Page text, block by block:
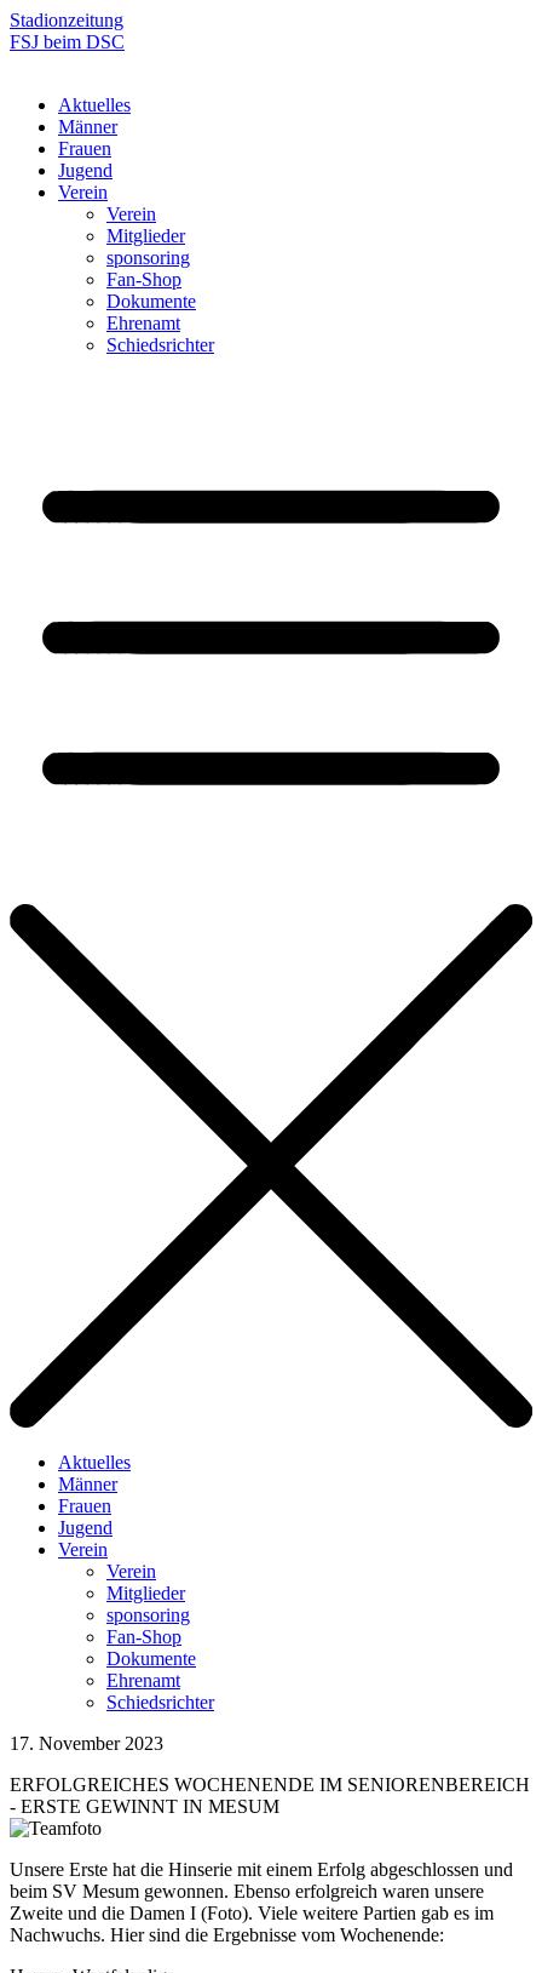
Zum
Inhalt
Stadionzeitung
FSJ beim DSC
Aktuelles
Männer
Frauen
Jugend
Verein
Verein
Mitglieder
sponsoring
Fan-Shop
Dokumente
Ehrenamt
Schiedsrichter
Aktuelles
Männer
Frauen
Jugend
Verein
Verein
Mitglieder
sponsoring
Fan-Shop
Dokumente
Ehrenamt
Schiedsrichter
17. November 2023
ERFOLGREICHES WOCHENENDE IM SENIORENBEREICH
- ERSTE GEWINNT IN MESUM
Unsere Erste hat die Hinserie mit einem Erfolg abgeschlossen und
beim SV Mesum gewonnen. Ebenso erfolgreich waren unsere
Zweite und die Damen I (Foto). Viele weitere Partien gab es im
Nachwuchs. Hier sind die Ergebnisse vom Wochenende: